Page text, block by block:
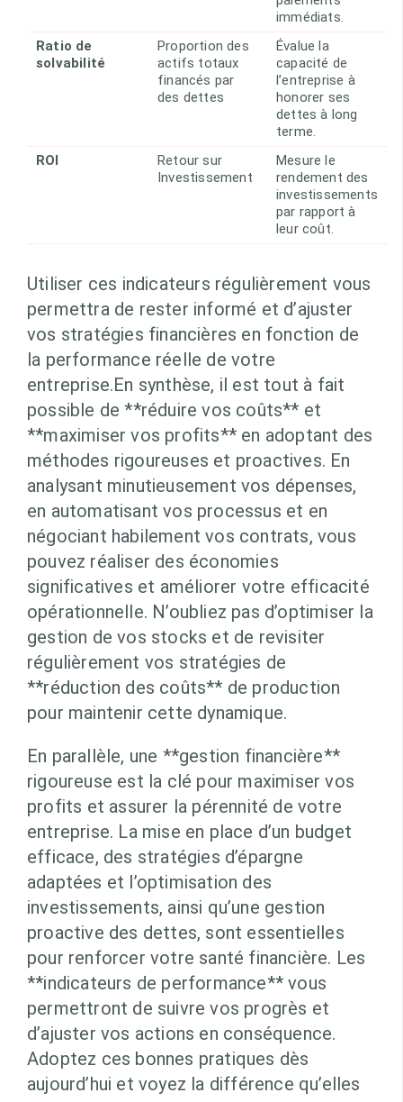
immédiats.
Ratio de
solvabilité
Proportion des
actifs totaux
financés par
des dettes
Évalue la
capacité de
l’entreprise à
honorer ses
dettes à long
terme.
ROI
Retour sur
Investissement
Mesure le
rendement des
investissements
par rapport à
leur coût.
Utiliser ces indicateurs régulièrement vous
permettra de rester informé et d’ajuster
vos stratégies financières en fonction de
la performance réelle de votre
entreprise.En synthèse, il est tout à fait
possible de **réduire vos coûts** et
**maximiser vos profits** en adoptant des
méthodes rigoureuses et proactives. En
analysant minutieusement vos dépenses,
en automatisant vos processus et en
négociant habilement vos contrats, vous
pouvez réaliser des économies
significatives et améliorer votre efficacité
opérationnelle. N’oubliez pas d’optimiser la
gestion de vos stocks et de revisiter
régulièrement vos stratégies de
**réduction des coûts** de production
pour maintenir cette dynamique.
En parallèle, une **gestion financière**
rigoureuse est la clé pour maximiser vos
profits et assurer la pérennité de votre
entreprise. La mise en place d’un budget
efficace, des stratégies d’épargne
adaptées et l’optimisation des
investissements, ainsi qu’une gestion
proactive des dettes, sont essentielles
pour renforcer votre santé financière. Les
**indicateurs de performance** vous
permettront de suivre vos progrès et
d’ajuster vos actions en conséquence.
Adoptez ces bonnes pratiques dès
aujourd’hui et voyez la différence qu’elles